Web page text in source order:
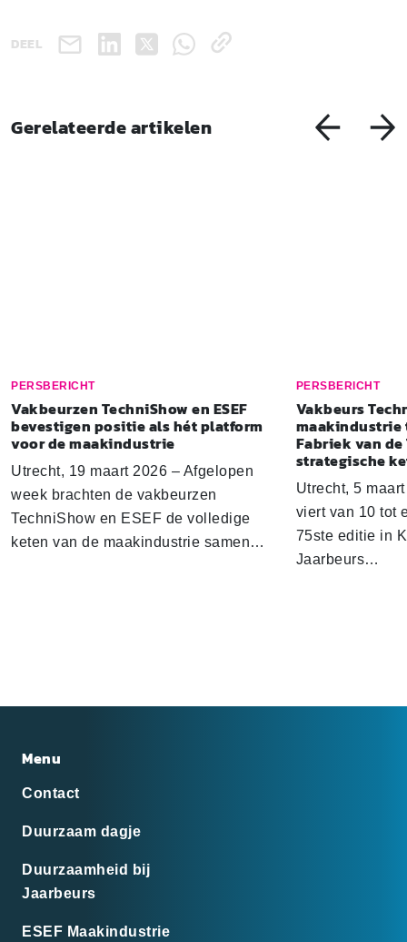
DEEL
Gerelateerde artikelen
PERSBERICHT
Vakbeurzen TechniShow en ESEF
bevestigen positie als hét platform
voor de maak­in­du­strie
Utrecht, 19 maart 2026 – Afgelopen
week brachten de vakbeurzen
TechniShow en ESEF de volledige
keten van de maakindustrie samen…
PERSBERICHT
Vakbeurs
maakindustrie
Fabriek van
strategische
Utrecht, 5
viert van 10 tot
75ste editie in
Jaarbeurs…
Menu
Contact
Duurzaam dagje
Duurzaamheid bij
Jaarbeurs
ESEF Maakindustrie